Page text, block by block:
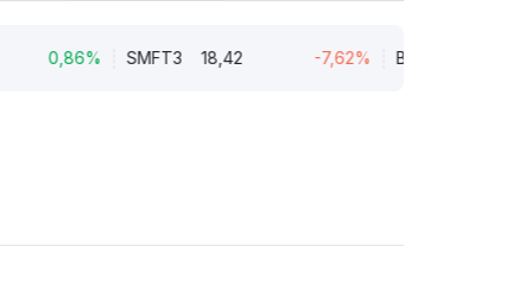
0,86% SMFT3 18,42 -7,62% BRAV3